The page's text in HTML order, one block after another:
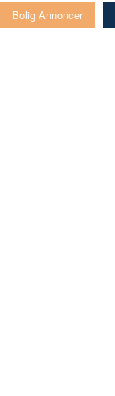
Bolig Annoncer